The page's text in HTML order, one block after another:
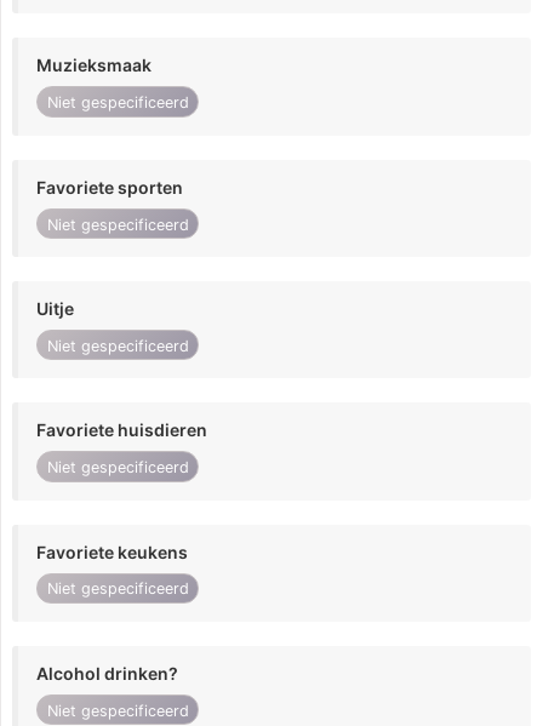
Muzieksmaak
Niet gespecificeerd
Favoriete sporten
Niet gespecificeerd
Uitje
Niet gespecificeerd
Favoriete huisdieren
Niet gespecificeerd
Favoriete keukens
Niet gespecificeerd
Alcohol drinken?
Niet gespecificeerd